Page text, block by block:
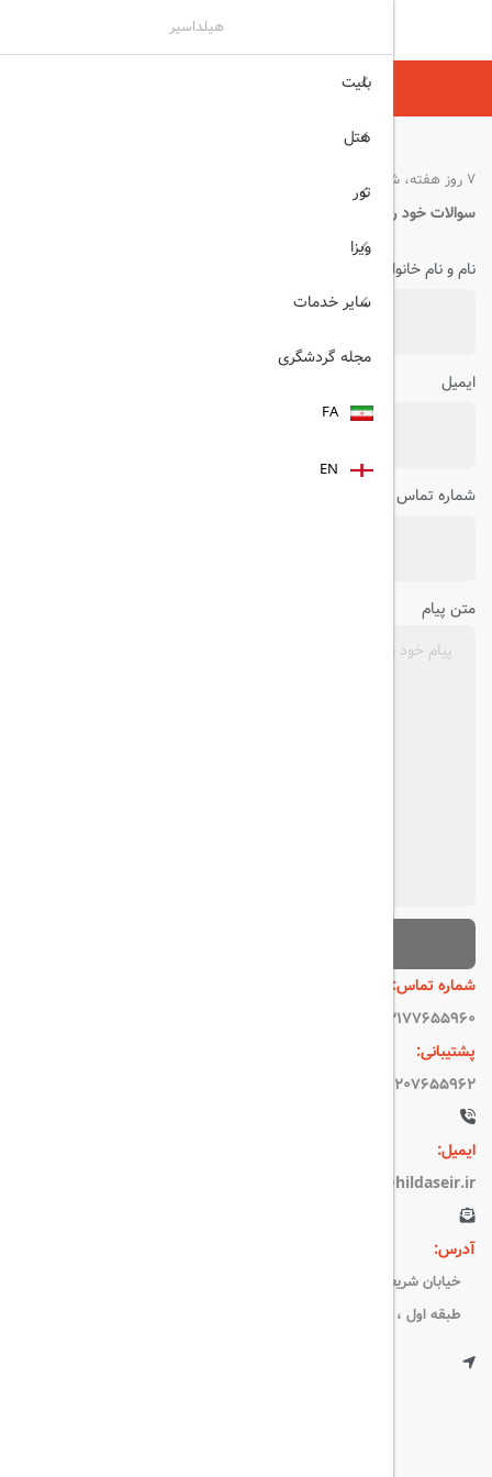
7 روز هفته، شبانه روز
سوالات خود را از ما بپرسید!
نام و نام خانوادگی
ایمیل
شماره تماس
متن پیام
شماره تماس:
۰۲۱۷۷۶۵۵۹۶۰
پشتیبانی:
09207655962
ایمیل:
info@hildaseir.ir
آدرس:
طبقه اول ، واحد ۱
هیلداسیر
بلیت
هتل
تور
ویزا
سایر خدمات
مجله گردشگری
FA
EN